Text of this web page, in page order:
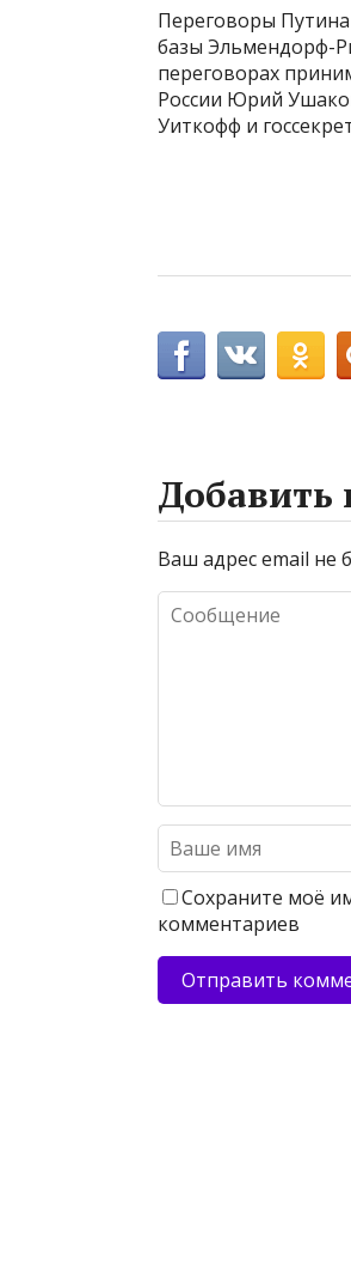
Переговоры
базы Эльмендорф-
переговорах
России Юрий
Уиткофф и
Ваш адрес email не
Сохраните моё
комментариев